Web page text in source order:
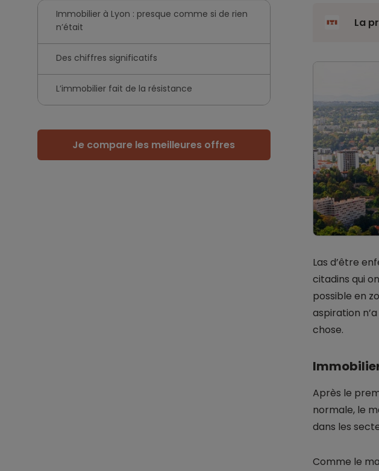
Immobilier à Lyon : presque comme si de rien
n’était
Des chiffres significatifs
L’immobilier fait de la résistance
Je compare les meilleures offres
La
Las d’être
citadins qui
possible en
aspiration
chose.
Après le
normale, le
dans les
Comme le